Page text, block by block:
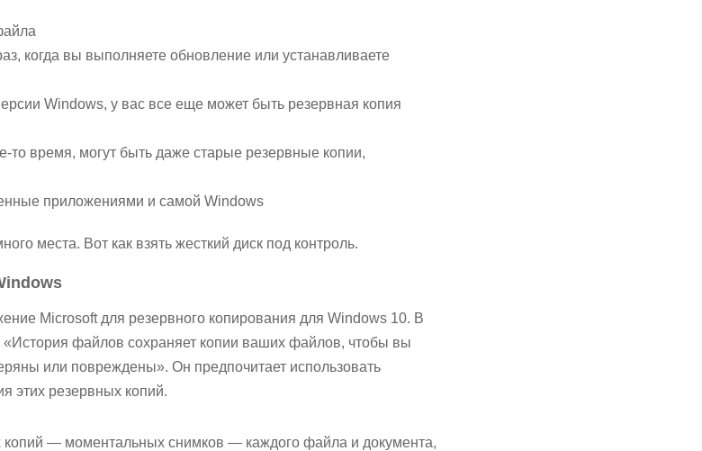
когда вы выполняете обновление или устанавливаете
Windows, у вас все еще может быть резервная копия
то время, могут быть даже старые резервные копии,
приложениями и самой Windows
места. Вот как взять жесткий диск под контроль.
Microsoft для резервного копирования для Windows 10. В
«История файлов сохраняет копии ваших файлов, чтобы вы
или повреждены». Он предпочитает использовать
этих резервных копий.
копий — моментальных снимков — каждого файла и документа,